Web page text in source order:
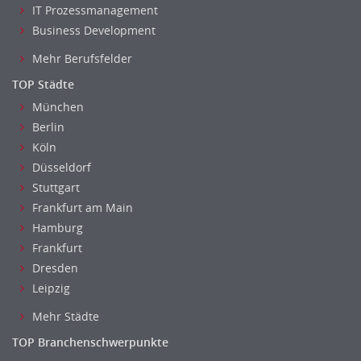
IT Prozessmanagement
Business Development
Mehr Berufsfelder
TOP Städte
München
Berlin
Köln
Düsseldorf
Stuttgart
Frankfurt am Main
Hamburg
Frankfurt
Dresden
Leipzig
Mehr Städte
TOP Branchenschwerpunkte